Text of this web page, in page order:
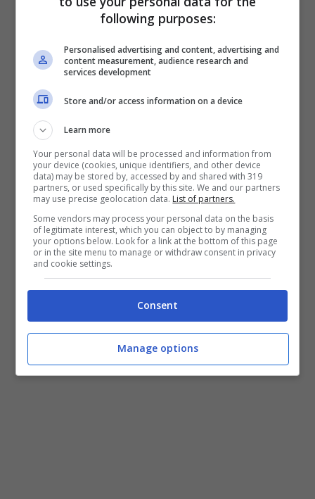
Blanc e Grosso.Il club bianconero sarebbe
intenzionata a chiudere l’affare per il
talentuoso giocatore del Lione, Rayan
Cherki, classe 2003, accostato alla
Juventus già in passato. Un gioiello puro che
è protagonista anche nella Francia Under 21.
Il suo profilo è davvero conosciuto in casa
bianconera: il talentuoso francese può
giocare come trequartista, rapido e
brevilineo, capace di saltare l’uomo per
following purposes:
Personalised advertising and content, advertising and
content measurement, audience research and
services development
Store and/or access information on a device
Learn more
Your personal data will be processed and information from
your device (cookies, unique identifiers, and other device
data) may be stored by, accessed by and shared with 319
partners, or used specifically by this site. We and our partners
may use precise geolocation data. List of partners.
Some vendors may process your personal data on the basis
of legitimate interest, which you can object to by managing
your options below. Look for a link at the bottom of this page
or in the site menu to manage or withdraw consent in privacy
and cookie settings.
Consent
Manage options